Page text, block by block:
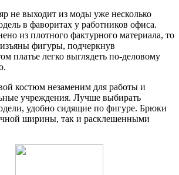
не выходит из моды уже несколько
в фаворитах у работников офиса.
из плотного фактурного материала, то
фигуры, подчеркнув
платье легко выглядеть по-деловому
костюм незаменим для работы и
учреждения. Лучше выбирать
удобно сидящие по фигуре. Брюки
ширины, так и расклешенными